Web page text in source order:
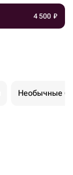
4 500 ₽
Необычные